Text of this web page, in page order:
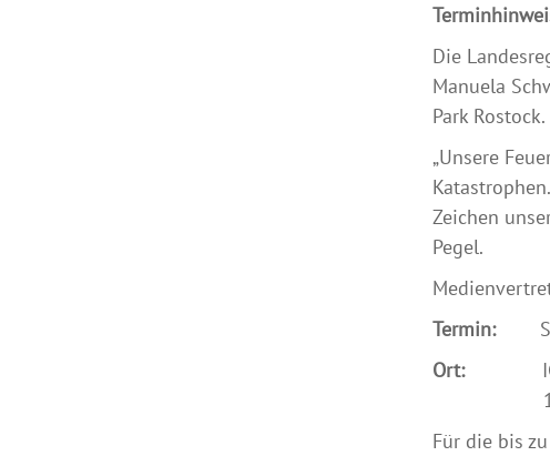
Die
Manuela
Park Rostock.
„Unsere
Zeichen
Pegel.
Termin:
Ort:IGA-
18106
Für die bis